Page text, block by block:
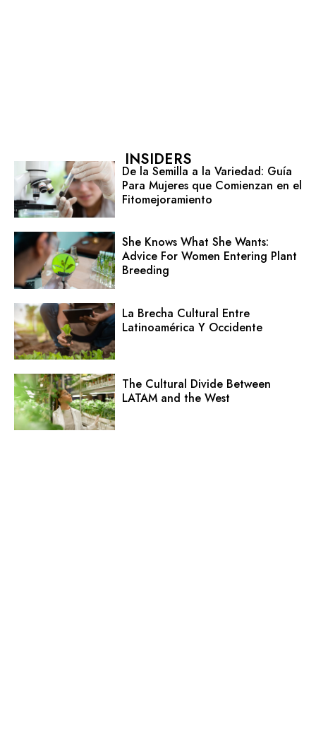
INSIDERS
De la Semilla a la Variedad: Guía
Para Mujeres que Comienzan en el
Fitomejoramiento
She Knows What She Wants:
Advice For Women Entering Plant
Breeding
La Brecha Cultural Entre
Latinoamérica Y Occidente
The Cultural Divide Between
LATAM and the West